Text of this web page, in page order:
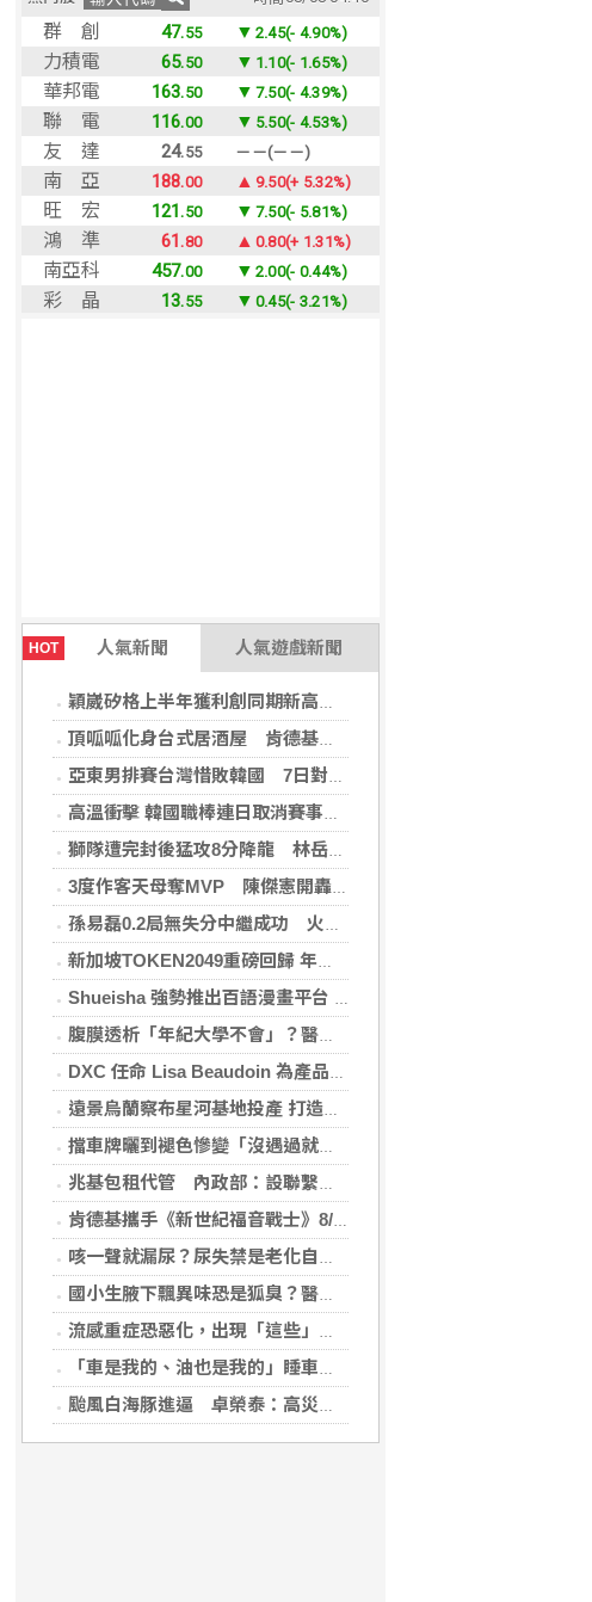
HOT 人氣新聞 人氣遊戲新聞
穎崴矽格上半年獲利創同期新高 AI先進製程需求帶動
頂呱呱化身台式居酒屋 肯德基聯名EVA攻漫迷
亞東男排賽台灣惜敗韓國 7日對戰日本拚4強
高溫衝擊 韓國職棒連日取消賽事、11日起晚間7時開打
獅隊遭完封後猛攻8分降龍 林岳平：總是要發揮
3度作客天母奪MVP 陳傑憲開轟擊退雙殺心魔
孫易磊0.2局無失分中繼成功 火腿擊敗軟銀
新加坡TOKEN2049重磅回歸 年度行業頂級盛會再度啟幕
Shueisha 強勢推出百語漫畫平台 MANGA MILLION 大舉進軍全球市場
腹膜透析「年紀大學不會」？醫：年齡並非限制 評估還要看3面向
DXC 任命 Lisa Beaudoin 為產品總監，以加速產品導向型增長
遠景烏蘭察布星河基地投產 打造吉瓦級AI基礎設施新模式
擋車牌曬到褪色慘變「沒遇過就好了」！崔始源親朝聖崩潰喊：記得常換照片
兆基包租代管 內政部：設聯繫諮詢窗口統一受理
肯德基攜手《新世紀福音戰士》8/11霸脆覺醒 首度跨界台灣速食品牌！
咳一聲就漏尿？尿失禁是老化自然現象？醫揭：不同尿失禁的治療方式
國小生腋下飄異味恐是狐臭？醫：若伴青春期徵象應評估性早熟
流感重症恐惡化，出現「這些」症狀別再等！醫籲：別因非流感季就掉以輕心
「車是我的、油也是我的」睡車竟被收住宿費 官方一句話打臉飯店
颱風白海豚進逼 卓榮泰：高災害潛勢區加強預防性整備